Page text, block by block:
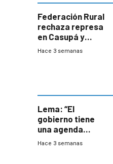
Federación Rural
rechaza represa
en Casupá y
firma demanda
Hace 3 semanas
Lema: “El
gobierno tiene
una agenda
destructiva”
Hace 3 semanas